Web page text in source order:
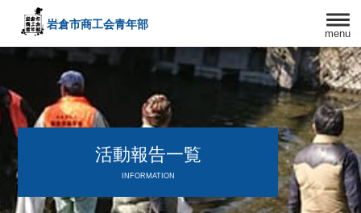
menu
岩倉市商工会青年部
〒482－0042
愛知県岩倉市中本町西出口31-1
TEL:0587-66-3400
FAX:0587-66-3417
頑張る中小企業を応援します！
活動報告一覧
INFORMATION